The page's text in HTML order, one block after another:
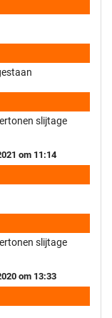
slijtage
om 11:14
slijtage
om 13:33